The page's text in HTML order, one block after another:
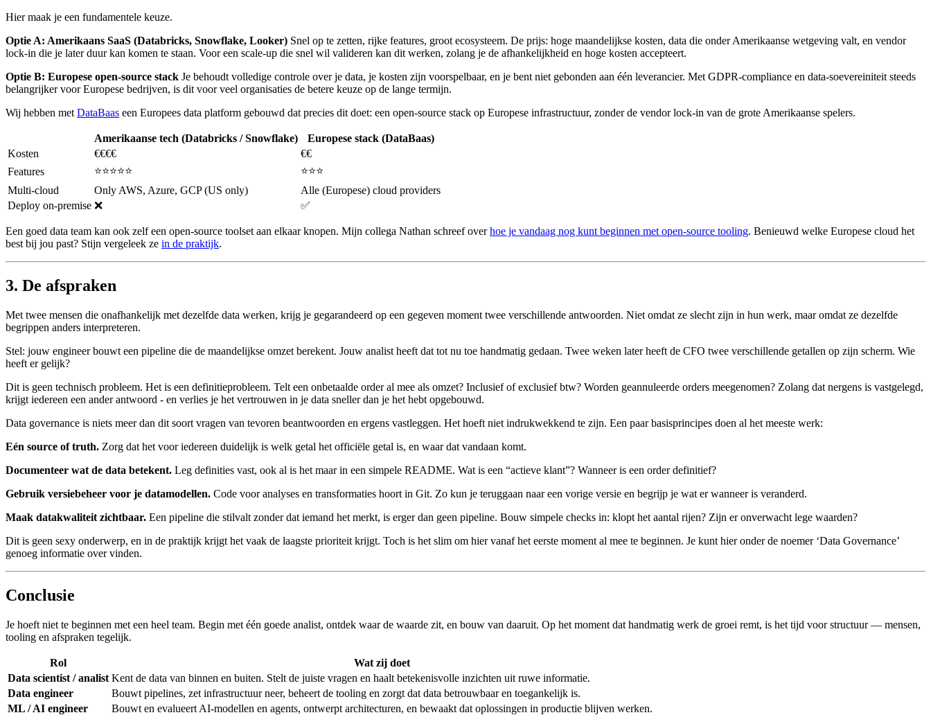
Hier maak je een fundamentele keuze.
Optie A: Amerikaans SaaS (Databricks, Snowflake, Looker) Snel op te zetten, rijke features, groot ecosysteem. De prijs: hoge maandelijkse kosten, data die onder Amerikaanse wetgeving valt, en vendor
lock-in die je later duur kan komen te staan. Voor een scale-up die snel wil valideren kan dit werken, zolang je de afhankelijkheid en hoge kosten accepteert.
Optie B: Europese open-source stack Je behoudt volledige controle over je data, je kosten zijn voorspelbaar, en je bent niet gebonden aan één leverancier. Met GDPR-compliance en data-soevereiniteit steeds
belangrijker voor Europese bedrijven, is dit voor veel organisaties de betere keuze op de lange termijn.
Wij hebben met DataBaas een Europees data platform gebouwd dat precies dit doet: een open-source stack op Europese infrastructuur, zonder de vendor lock-in van de grote Amerikaanse spelers.
Amerikaanse tech (Databricks / Snowflake)
Europese stack (DataBaas)
Kosten
€€€€
€€
Features
⭐️⭐️⭐️⭐️⭐️
⭐️⭐️⭐️
Multi-cloud
Only AWS, Azure, GCP (US only)
Alle (Europese) cloud providers
Deploy on-premise ❌ ✅
Een goed data team kan ook zelf een open-source toolset aan elkaar knopen. Mijn collega Nathan schreef overhoe je vandaag nog kunt beginnen met open-source tooling. Benieuwd welke Europese cloud het
best bij jou past? Stijn vergeleek ze in de praktijk.
3. De afspraken
Met twee mensen die onafhankelijk met dezelfde data werken, krijg je gegarandeerd op een gegeven moment twee verschillende antwoorden. Niet omdat ze slecht zijn in hun werk, maar omdat ze dezelfde
begrippen anders interpreteren.
Stel: jouw engineer bouwt een pipeline die de maandelijkse omzet berekent. Jouw analist heeft dat tot nu toe handmatig gedaan. Twee weken later heeft de CFO twee verschillende getallen op zijn scherm. Wie
heeft er gelijk?
Dit is geen technisch probleem. Het is een definitieprobleem. Telt een onbetaalde order al mee als omzet? Inclusief of exclusief btw? Worden geannuleerde orders meegenomen? Zolang dat nergens is vastgelegd,
krijgt iedereen een ander antwoord - en verlies je het vertrouwen in je data sneller dan je het hebt opgebouwd.
Data governance is niets meer dan dit soort vragen van tevoren beantwoorden en ergens vastleggen. Het hoeft niet indrukwekkend te zijn. Een paar basisprincipes doen al het meeste werk:
Eén source of truth. Zorg dat het voor iedereen duidelijk is welk getal het officiële getal is, en waar dat vandaan komt.
Documenteer wat de data betekent. Leg definities vast, ook al is het maar in een simpele README. Wat is een “actieve klant”? Wanneer is een order definitief?
Gebruik versiebeheer voor je datamodellen. Code voor analyses en transformaties hoort in Git. Zo kun je teruggaan naar een vorige versie en begrijp je wat er wanneer is veranderd.
Maak datakwaliteit zichtbaar. Een pipeline die stilvalt zonder dat iemand het merkt, is erger dan geen pipeline. Bouw simpele checks in: klopt het aantal rijen? Zijn er onverwacht lege waarden?
Dit is geen sexy onderwerp, en in de praktijk krijgt het vaak de laagste prioriteit krijgt. Toch is het slim om hier vanaf het eerste moment al mee te beginnen. Je kunt hier onder de noemer ‘Data Governance’
genoeg informatie over vinden.
Conclusie
Je hoeft niet te beginnen met een heel team. Begin met één goede analist, ontdek waar de waarde zit, en bouw van daaruit. Op het moment dat handmatig werk de groei remt, is het tijd voor structuur — mensen,
tooling en afspraken tegelijk.
Rol
Wat zij doet
Data scientist / analist Kent de data van binnen en buiten. Stelt de juiste vragen en haalt betekenisvolle inzichten uit ruwe informatie.
Data engineer
Bouwt pipelines, zet infrastructuur neer, beheert de tooling en zorgt dat data betrouwbaar en toegankelijk is.
ML / AI engineer
Bouwt en evalueert AI-modellen en agents, ontwerpt architecturen, en bewaakt dat oplossingen in productie blijven werken.